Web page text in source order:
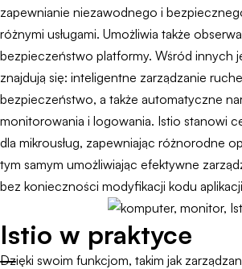
zapewnianie niezawodnego i
różnymi usługami. Umożliwia także
bezpieczeństwo platformy. Wśród innych
znajdują się: inteligentne zarządzanie
bezpieczeństwo, a także automatyczne
monitorowania i logowania. Istio stanowi
dla mikrousług, zapewniając różnorodne
tym samym umożliwiając efektywne
bez konieczności modyfikacji kodu
Istio w praktyce
Dzięki swoim funkcjom, takim jak